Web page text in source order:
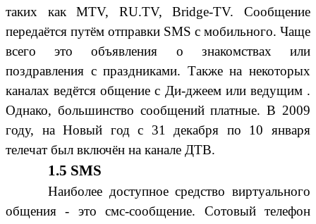
таких как MTV, RU.TV, Bridge-TV. Сообщение
передаётся путём отправки SMS с мобильного. Чаще
всего это объявления о знакомствах или
поздравления с праздниками. Также на некоторых
каналах ведётся общение с Ди-джеем или ведущим .
Однако, большинство сообщений платные. В 2009
году, на Новый год с 31 декабря по 10 января
телечат был включён на канале ДТВ.
1.5 SMS
Наиболее доступное средство виртуального
общения - это смс-сообщение. Сотовый телефон